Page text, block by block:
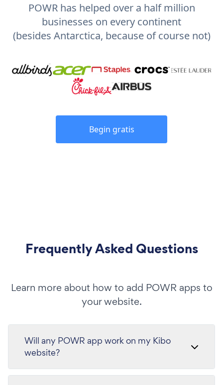
POWR has helped over a half million
businesses on every continent
(besides Antarctica, because of course not)
Begin gratis
Frequently Asked Questions
Learn more about how to add POWR apps to
your website.
Will any POWR app work on my Kibo
website?